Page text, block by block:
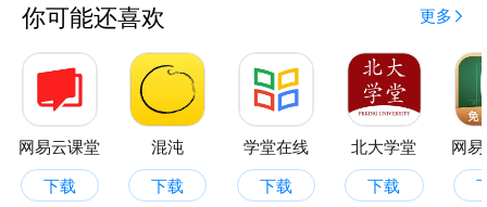
【汇集全国优秀初高中名师】
1、平均9年+高考教学经验，1%面试通过率严控师资
力量
2、清北毕业名师领衔授课，理科清北名师率达77%
3、汇集数学人气名师胡源、物理清华名师李楠、生物
人气名师万猛、历史百万粉丝名师张志浩等全国优秀名
师领衔授课
你可能还喜欢 更多
网易云课堂
下载
混沌
下载
学堂在线
下载
北大学堂
下载
网